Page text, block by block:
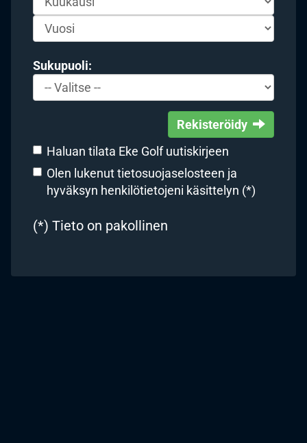
Sukupuoli:
Rekisteröidy
Haluan tilata Eke Golf uutiskirjeen
Olen lukenuttietosuojaselosteen ja
hyväksyn henkilötietojeni käsittelyn (*)
(*) Tieto on pakollinen